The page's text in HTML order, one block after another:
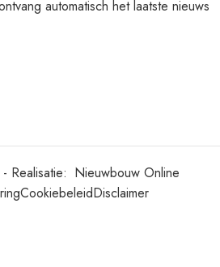
automatisch het laatste nieuws
Realisatie: Nieuwbouw Online
CookiebeleidDisclaimer